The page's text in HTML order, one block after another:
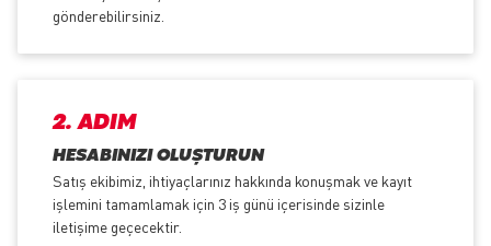
gönderebilirsiniz.
2. ADIM
HESABINIZI OLUŞTURUN
Satış ekibimiz, ihtiyaçlarınız hakkında konuşmak ve kayıt
işlemini tamamlamak için 3 iş günü içerisinde sizinle
iletişime geçecektir.